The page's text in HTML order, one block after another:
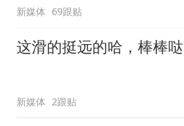
新媒体 69跟贴
这滑的挺远的哈，棒棒哒
新媒体 2跟贴